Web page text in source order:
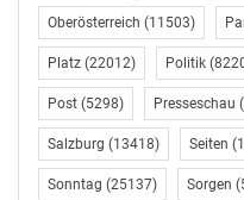
Ausstellung _HELMUT
2005 / Excerpts from the
besuchen.
Jahreskarte genießen
Ausstellung, die nur
freien Eintritt.
offiziellen öffentlichen
Oberösterreich (11503)
Platz (22012) Politik
Post (5298) Presseschau
Salzburg (13418) Seiten
Sonntag (25137) Sorgen